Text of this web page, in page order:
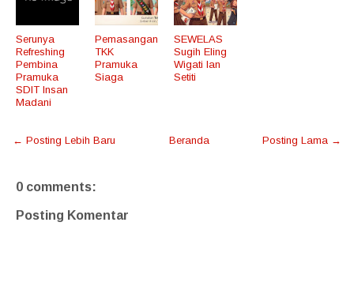
Serunya
Refreshing
Pembina
Pramuka
SDIT Insan
Madani
Pemasangan
TKK
Pramuka
Siaga
SEWELAS
Sugih Eling
Wigati lan
Setiti
← Posting Lebih Baru Posting Lama →
Beranda
0 comments:
Posting Komentar